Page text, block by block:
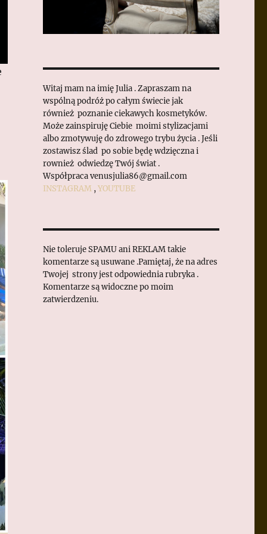
Witaj mam na imię Julia . Zapraszam na
wspólną podróż po całym świecie jak
również poznanie ciekawych kosmetyków.
Może zainspiruję Ciebie moimi stylizacjami
albo zmotywuję do zdrowego trybu życia . Jeśli
zostawisz ślad po sobie będę wdzięczna i
rownież odwiedzę Twój świat .
Współpraca venusjulia86@gmail.com
INSTAGRAM,YOUTUBE
Nie toleruje SPAMU ani REKLAM takie
komentarze są usuwane .Pamiętaj, że na adres
Twojej strony jest odpowiednia rubryka .
Komentarze są widoczne po moim
zatwierdzeniu.